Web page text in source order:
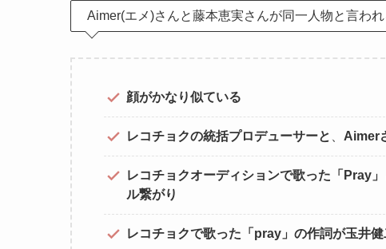
Aimer(エメ)さんと藤本恵実さんが同一人物と言われ
顔がかなり似ている
レコチョクの統括プロデューサーと Aimer
レコチョクオーディションで歌った「Pray
ル繋がり
レコチョクで歌った「pray」の作詞が玉井